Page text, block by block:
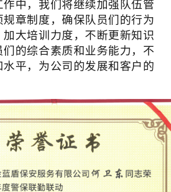
中，我们将继续加强队伍管
章制度，确保队员们的行为
大培训力度，不断更新知识
的综合素质和业务能力，不
水平，为公司的发展和客户的